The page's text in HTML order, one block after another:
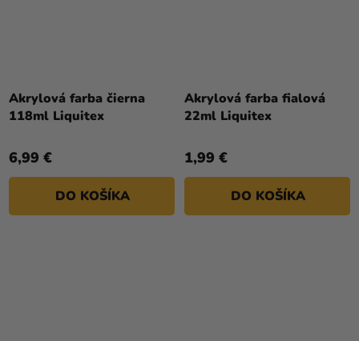
Akrylová farba čierna
118ml Liquitex
6,99 €
DO KOŠÍKA
Akrylová farba fialová
22ml Liquitex
1,99 €
DO KOŠÍKA